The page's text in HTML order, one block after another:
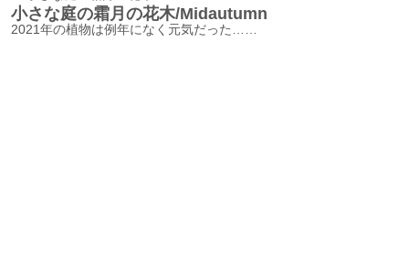
小さな庭の霜月の花木/Midautumn
2021年の植物は例年になく元気だった……